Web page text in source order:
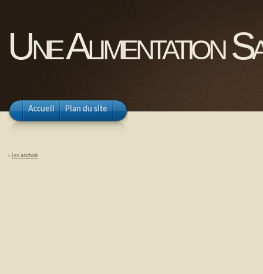
Une Alimentation
Accueil Plan du site
« Les anchois